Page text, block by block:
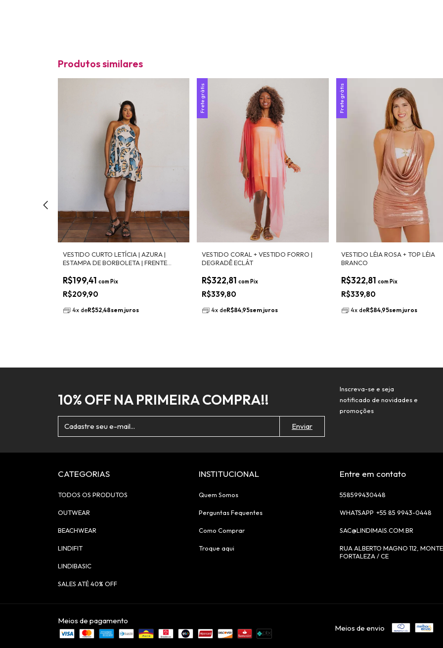
Produtos similares
VESTIDO CURTO LETÍCIA | AZURA |
ESTAMPA DE BORBOLETA | FRENTE
NUA COM ELÁSTICO
R$209,90
R$199,41 com Pix
4x deR$52,48sem juros
Frete grátis
VESTIDO CORAL + VESTIDO FORRO |
DEGRADÊ ECLÁT
R$339,80
R$322,81com Pix
4x deR$84,95sem juros
Frete grátis
VESTIDO LÉIA ROSA + TOP LÉIA
BRANCO
R$339,80
R$322,81 com Pix
4x deR$84,95sem juros
10% OFF NA PRIMEIRA COMPRA!!
Inscreva-se e seja
notificado de novidades e
promoções
CATEGORIAS
TODOS OS PRODUTOS
OUTWEAR
BEACHWEAR
LINDIFIT
LINDIBASIC
SALES ATÉ 40% OFF
INSTITUCIONAL
Quem Somos
Perguntas Fequentes
Como Comprar
Troque aqui
Entre em contato
558599430448
+55 85 9943-0448
SAC@LINDIMAIS.COM.BR
RUA ALBERTO MAGNO 112,
FORTALEZA / CE
Meios de pagamento
Meios de envio